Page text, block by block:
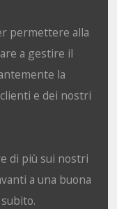
permettere alla
a gestire il
la
e dei nostri
di più sui nostri
a una buona